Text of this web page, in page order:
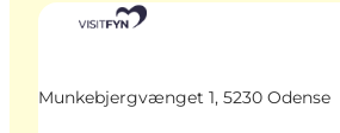
Munkebjergvænget 1, 5230 Odense